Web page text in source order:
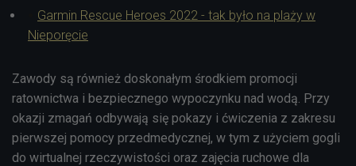
Garmin Rescue Heroes 2022 - tak było na plaży w
Nieporęcie
Zawody są również doskonałym środkiem promocji
ratownictwa i bezpiecznego wypoczynku nad wodą. Przy
okazji zmagań odbywają się pokazy i ćwiczenia z zakresu
pierwszej pomocy przedmedycznej, w tym z użyciem gogli
do wirtualnej rzeczywistości oraz zajęcia ruchowe dla